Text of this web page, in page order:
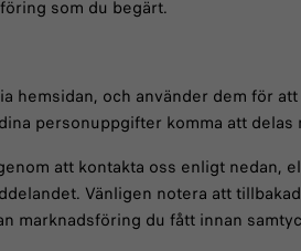
som du begärt.
och använder dem för
personuppgifter komma att delas
att kontakta oss enligt nedan,
Vänligen notera att
marknadsföring du fått innan